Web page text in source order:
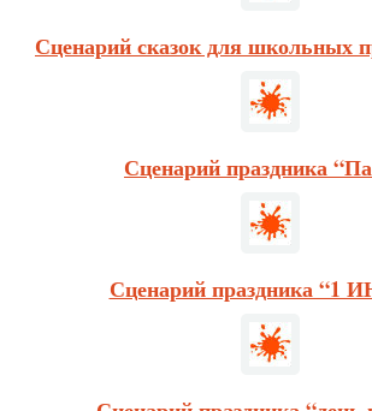
Сценарий сказок для школьных
Сценарий праздника
Сценарий праздника “1